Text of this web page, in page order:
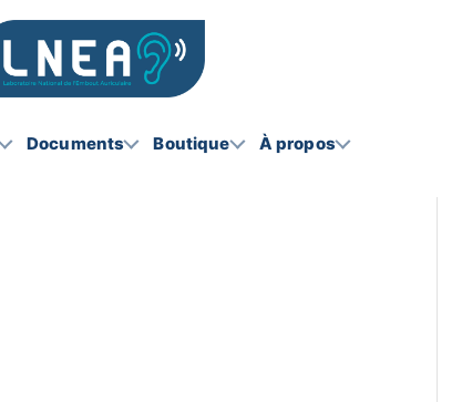
Documents Boutique À propos